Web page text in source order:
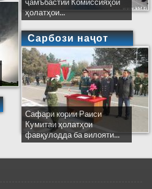
ҷамъбастии Комиссияҳои
ҳолатҳои...
Сарбози наҷот
Сафари кории Раиси
Кумитаи ҳолатҳои
фавқулодда ба вилояти...